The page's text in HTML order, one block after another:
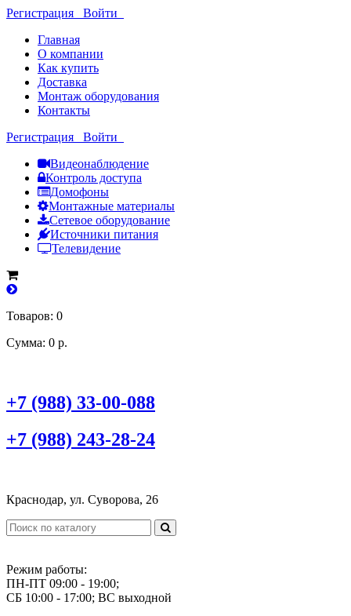
Регистрация Войти
Главная
О компании
Как купить
Доставка
Монтаж оборудования
Контакты
Регистрация Войти
Видеонаблюдение
Контроль доступа
Домофоны
Монтажные материалы
Сетевое оборудование
Источники питания
Телевидение
Товаров: 0
Сумма: 0 р.
+7 (988) 33-00-088
+7 (988) 243-28-24
Краснодар, ул. Суворова, 26
Режим работы:
ПН-ПТ 09:00 - 19:00;
СБ 10:00 - 17:00; ВС выходной